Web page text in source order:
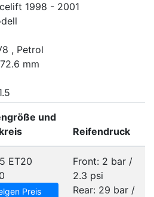
1998 - 2001
, Petrol
mm
und
Reifendruck
ET20
Preis
Front: 2 bar /
2.3 psi
Rear: 29 bar /